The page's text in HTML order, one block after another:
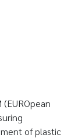
of plastic